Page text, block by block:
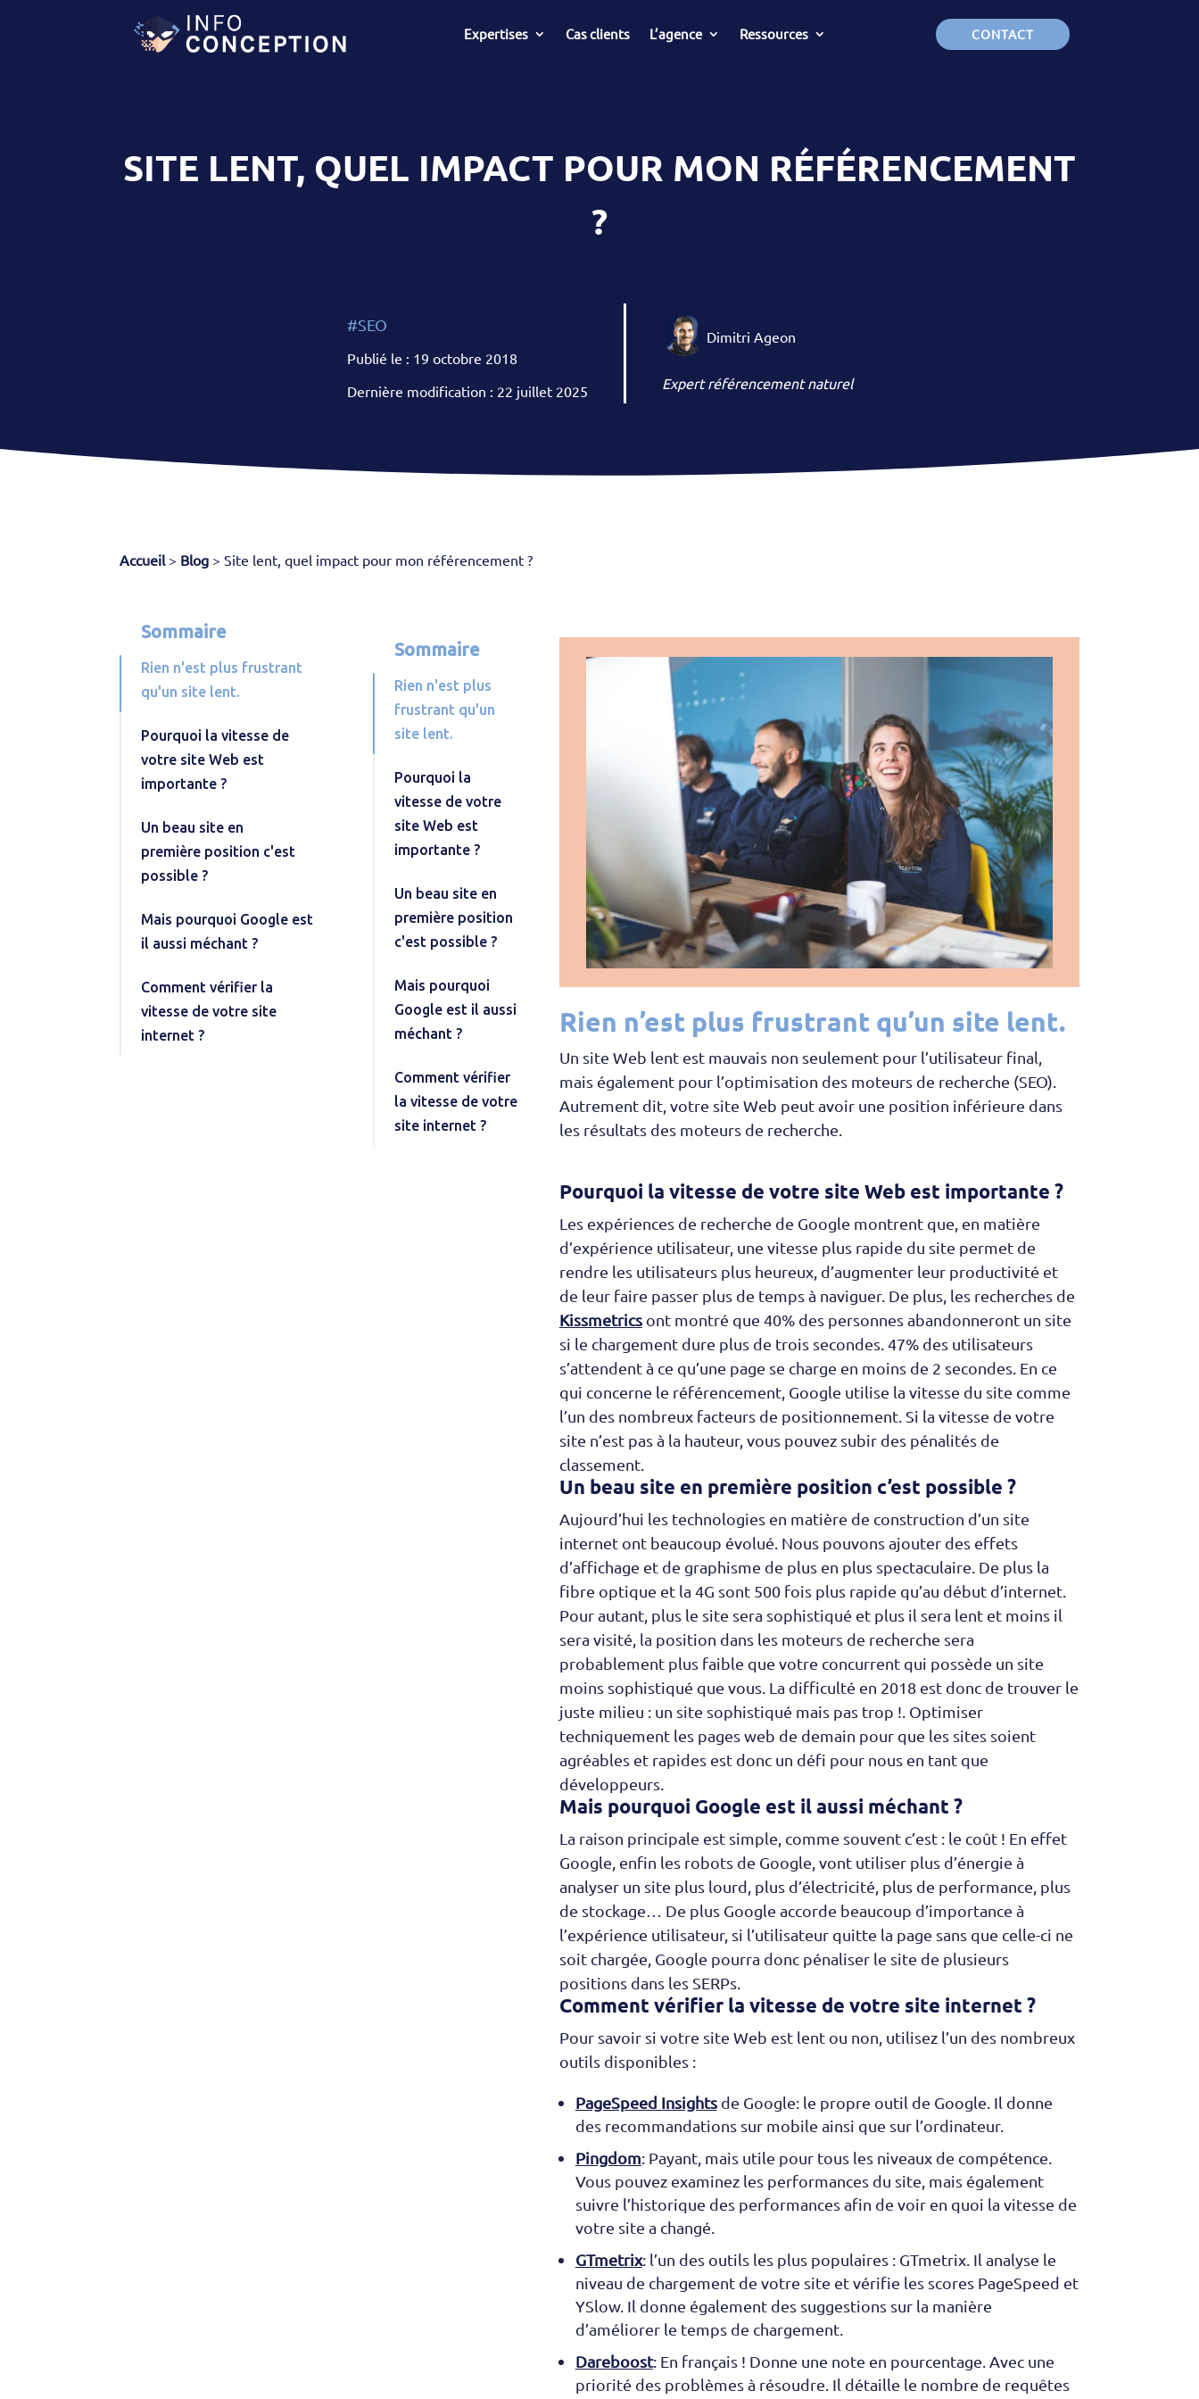
Expertises Cas clients L’agence Ressources CONTACT
SITE LENT, QUEL IMPACT POUR MON RÉFÉRENCEMENT
?
#SEO
Publié le : 19 octobre 2018
Dernière modification : 22 juillet 2025
Dimitri Ageon
Expert référencement naturel
Accueil > Blog >Site lent, quel impact pour mon référencement ?
Sommaire
Rien n'est plus frustrant
qu'un site lent.
Pourquoi la vitesse de
votre site Web est
importante ?
Un beau site en
première position c'est
possible ?
Mais pourquoi Google est
il aussi méchant ?
Comment vérifier la
vitesse de votre site
internet ?
Sommaire
Rien n'est plus
frustrant qu'un
site lent.
Pourquoi la
vitesse de votre
site Web est
importante ?
Un beau site en
première position
c'est possible ?
Mais pourquoi
Google est il aussi
méchant ?
Comment vérifier
la vitesse de votre
site internet ?
Rien n’est plus frustrant qu’un site lent.
Un site Web lent est mauvais non seulement pour l’utilisateur final,
mais également pour l’optimisation des moteurs de recherche (SEO).
Autrement dit, votre site Web peut avoir une position inférieure dans
les résultats des moteurs de recherche.
Pourquoi la vitesse de votre site Web est importante ?
Les expériences de recherche de Google montrent que, en matière
d’expérience utilisateur, une vitesse plus rapide du site permet de
rendre les utilisateurs plus heureux, d’augmenter leur productivité et
de leur faire passer plus de temps à naviguer. De plus, les recherches de
Kissmetricsont montré que 40% des personnes abandonneront un site
si le chargement dure plus de trois secondes. 47% des utilisateurs
s’attendent à ce qu’une page se charge en moins de 2 secondes. En ce
qui concerne le référencement, Google utilise la vitesse du site comme
l’un des nombreux facteurs de positionnement. Si la vitesse de votre
site n’est pas à la hauteur, vous pouvez subir des pénalités de
classement.
Un beau site en première position c’est possible ?
Aujourd’hui les technologies en matière de construction d’un site
internet ont beaucoup évolué. Nous pouvons ajouter des effets
d’affichage et de graphisme de plus en plus spectaculaire. De plus la
fibre optique et la 4G sont 500 fois plus rapide qu’au début d’internet.
Pour autant, plus le site sera sophistiqué et plus il sera lent et moins il
sera visité, la position dans les moteurs de recherche sera
probablement plus faible que votre concurrent qui possède un site
moins sophistiqué que vous. La difficulté en 2018 est donc de trouver le
juste milieu : un site sophistiqué mais pas trop !. Optimiser
techniquement les pages web de demain pour que les sites soient
agréables et rapides est donc un défi pour nous en tant que
développeurs.
Mais pourquoi Google est il aussi méchant ?
La raison principale est simple, comme souvent c’est : le coût ! En effet
Google, enfin les robots de Google, vont utiliser plus d’énergie à
analyser un site plus lourd, plus d’électricité, plus de performance, plus
de stockage… De plus Google accorde beaucoup d’importance à
l’expérience utilisateur, si l’utilisateur quitte la page sans que celle-ci ne
soit chargée, Google pourra donc pénaliser le site de plusieurs
positions dans les SERPs.
Comment vérifier la vitesse de votre site internet ?
Pour savoir si votre site Web est lent ou non, utilisez l’un des nombreux
outils disponibles :
PageSpeed Insightsde Google: le propre outil de Google. Il donne
des recommandations sur mobile ainsi que sur l’ordinateur.
Pingdom: Payant, mais utile pour tous les niveaux de compétence.
Vous pouvez examinez les performances du site, mais également
suivre l’historique des performances afin de voir en quoi la vitesse de
votre site a changé.
GTmetrix: l’un des outils les plus populaires : GTmetrix. Il analyse le
niveau de chargement de votre site et vérifie les scores PageSpeed et
YSlow. Il donne également des suggestions sur la manière
d’améliorer le temps de chargement.
Dareboost: En français ! Donne une note en pourcentage. Avec une
priorité des problèmes à résoudre. Il détaille le nombre de requêtes